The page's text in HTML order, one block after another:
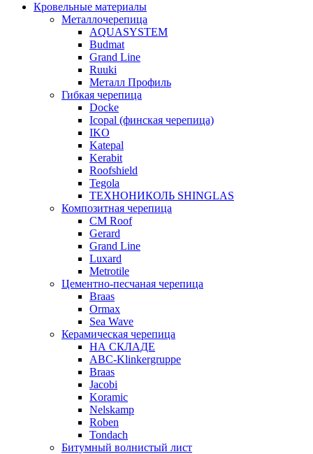
Кровельные материалы
Металлочерепица
AQUASYSTEM
Budmat
Grand Line
Ruuki
Металл Профиль
Гибкая черепица
Docke
Icopal (финская черепица)
IKO
Katepal
Kerabit
Roofshield
Tegola
ТЕХНОНИКОЛЬ SHINGLAS
Композитная черепица
CM Roof
Gerard
Grand Line
Luxard
Metrotile
Цементно-песчаная черепица
Braas
Ormax
Sea Wave
Керамическая черепица
НА СКЛАДЕ
ABC-Klinkergruppe
Braas
Jacobi
Koramic
Nelskamp
Roben
Tondach
Битумный волнистый лист